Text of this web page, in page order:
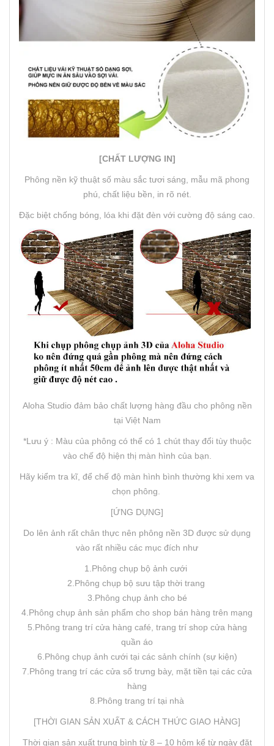
[CHẤT LƯỢNG IN]
Phông nền kỹ thuật số màu sắc tươi sáng, mẫu mã phong
phú, chất liệu bền, in rõ nét.
Đặc biệt chống bóng, lóa khi đặt đèn với cường độ sáng cao.
Aloha Studio đảm bảo chất lượng hàng đầu cho phông nền
tại Việt Nam
*Lưu ý : Màu của phông có thể có 1 chút thay đổi tùy thuộc
vào chế độ hiện thị màn hình của bạn.
Hãy kiểm tra kĩ, để chế độ màn hình bình thường khi xem va
chọn phông.
[ỨNG DỤNG]
Do lên ảnh rất chân thực nên phông nền 3D được sử dụng
vào rất nhiều các mục đích như
1.Phông chụp bộ ảnh cưới
2.Phông chụp bộ sưu tập thời trang
3.Phông chụp ảnh cho bé
4.Phông chụp ảnh sản phẩm cho shop bán hàng trên mạng
5.Phông trang trí cửa hàng café, trang trí shop cửa hàng
quần áo
6.Phông chụp ảnh cưới tại các sảnh chính (sự kiện)
7.Phông trang trí các cửa sổ trưng bày, mặt tiền tại các cửa
hàng
8.Phông trang trí tại nhà
[THỜI GIAN SẢN XUẤT & CÁCH THỨC GIAO HÀNG]
Thời gian sản xuất trung bình từ 8 – 10 hôm kể từ ngày đặt